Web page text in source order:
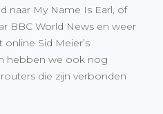
naar My Name Is Earl, of
BBC World News en weer
Sid Meier’s
hebben we ook nog
die zijn verbonden